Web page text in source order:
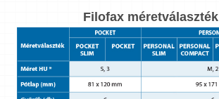
Filofax méretválaszték